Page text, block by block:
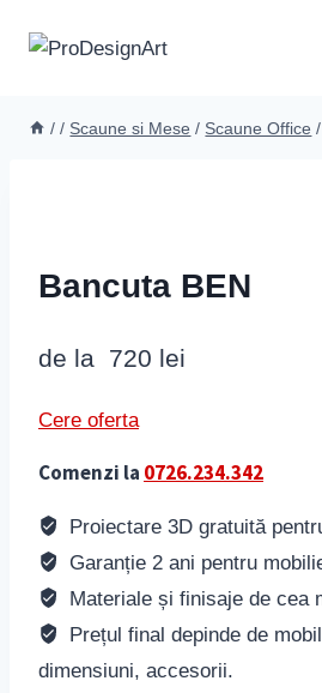
/ / Scaune si Mese / Scaune Office /
Bancuta BEN
de la 720 lei
Cere oferta
Comenzi la 0726.234.342
Proiectare 3D gratuită
Garanție 2 ani pentru
Materiale și finisaje de cea
Prețul final depinde de
dimensiuni, accesorii.